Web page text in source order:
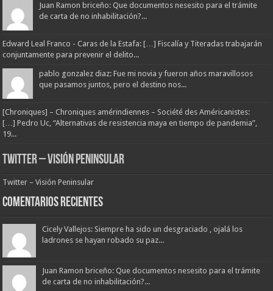
Juan Ramon briceño: Que documentos nesesito para el trámite
de carta de no inhabilitación?...
Edward Leal Franco - Caras de la Estafa: […] Fiscalía y Titeradas trabajarán
conjuntamente para prevenir el delito...
pablo gonzalez diaz: Fue mi novia y fueron años maravillosos
que pasamos juntos, pero el destino nos...
[Chroniques] – Chroniques amérindiennes – Société des Américanistes:
[…] Pedro Uc, “Alternativas de resistencia maya en tiempo de pandemia”,
19...
Twitter – Visión Peninsular
Twitter – Visión Peninsular
Comentarios Recientes
Cicely Vallejos: Siempre ha sido un desgraciado , ojalá los
ladrones se hayan robado su paz...
Juan Ramon briceño: Que documentos nesesito para el trámite
de carta de no inhabilitación?...